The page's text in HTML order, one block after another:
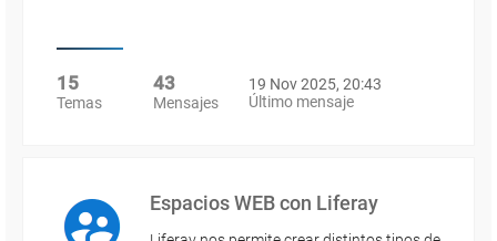
15
Temas
43
Mensajes
19 Nov 2025, 20:43
Último mensaje
Espacios WEB con Liferay